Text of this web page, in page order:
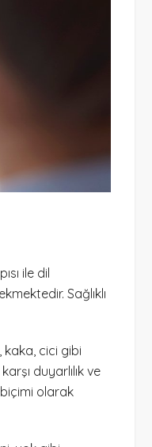
ile dil
Sağlıklı
kaka, cici gibi
duyarlılık ve
olarak